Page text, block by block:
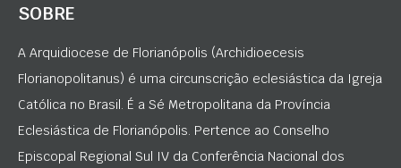
SOBRE
A Arquidiocese de Florianópolis (Archidioecesis
Florianopolitanus) é uma circunscrição eclesiástica da Igreja
Católica no Brasil. É a Sé Metropolitana da Província
Eclesiástica de Florianópolis. Pertence ao Conselho
Episcopal Regional Sul IV da Conferência Nacional dos